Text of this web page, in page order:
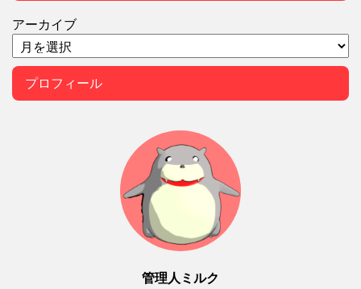
アーカイブ
プロフィール
管理人ミルク